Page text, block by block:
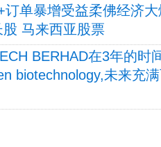
单暴增受益柔佛经济
马来西亚股票
BERHAD在3年的时
biotechnology,未来充